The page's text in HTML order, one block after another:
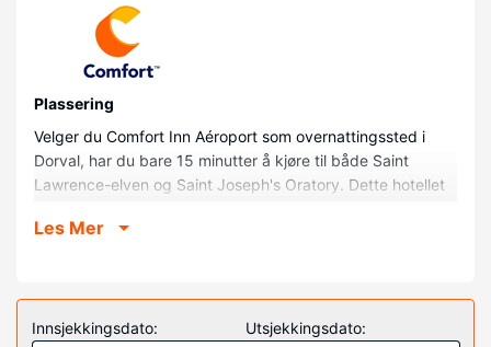
Plassering
Velger du Comfort Inn Aéroport som overnattingssted i
Dorval, har du bare 15 minutter å kjøre til både Saint
Lawrence-elven og Saint Joseph's Oratory. Dette hotellet
(16,4 km) unna McGill University, Montreal, Quebec,
Føl deg som hjemme i et av de 94 aircondition-avkjølte
Les Mer
Innsjekkingsdato: Utsjekkingsdato: